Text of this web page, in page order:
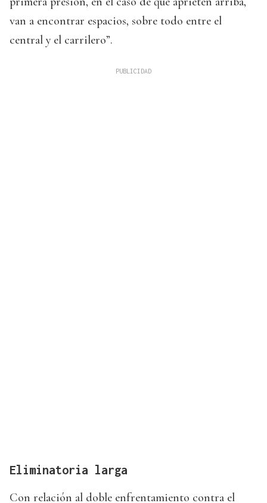
van a encontrar espacios, sobre todo entre el
central y el carrilero”.
Eliminatoria larga
Con relación al doble enfrentamiento contra el